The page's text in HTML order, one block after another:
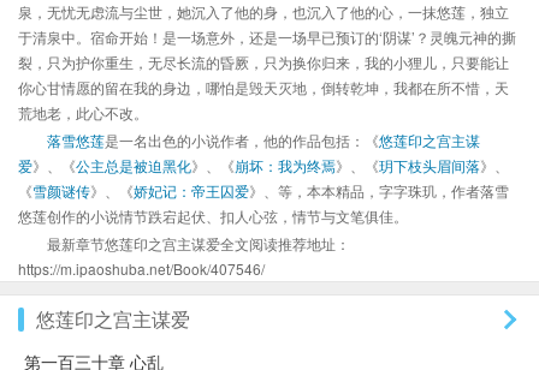
泉，无忧无虑流与尘世，她沉入了他的身，也沉入了他的心，一抹悠莲，独立
于清泉中。宿命开始！是一场意外，还是一场早已预订的‘阴谋’？灵魄元神的撕
裂，只为护你重生，无尽长流的昏厥，只为换你归来，我的小狸儿，只要能让
你心甘情愿的留在我的身边，哪怕是毁天灭地，倒转乾坤，我都在所不惜，天
荒地老，此心不改。
落雪悠莲是一名出色的小说作者，他的作品包括：《悠莲印之宫主谋
爱》、《公主总是被迫黑化》、《崩坏：我为终焉》、《玥下枝头眉间落》、
《雪颜谜传》、《娇妃记：帝王囚爱》、等，本本精品，字字珠玑，作者落雪
悠莲创作的小说情节跌宕起伏、扣人心弦，情节与文笔俱佳。
最新章节悠莲印之宫主谋爱全文阅读推荐地址：
https://m.ipaoshuba.net/Book/407546/
悠莲印之宫主谋爱
第一百三十章 心乱